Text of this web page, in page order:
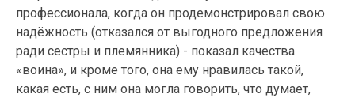
профессионала, когда он продемонстрировал свою
надёжность (отказался от выгодного предложения
ради сестры и племянника) - показал качества
«воина», и кроме того, она ему нравилась такой,
какая есть, с ним она могла говорить, что думает,